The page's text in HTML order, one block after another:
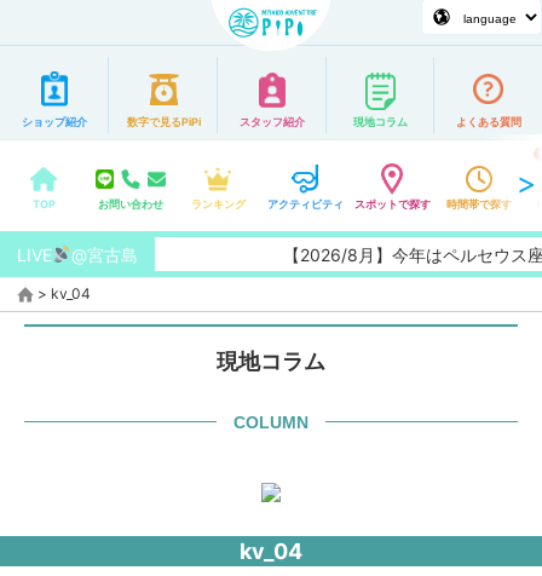
ショップ紹介 数字で見るPiPi スタッフ紹介 現地コラム よくある質問
TOP お問い合わせ ランキング アクティビティ スポットで探す 時間帯で探す
LIVE @宮古島 【2026/8月】今年はペルセウス
> kv_04
現地コラム
COLUMN
kv_04